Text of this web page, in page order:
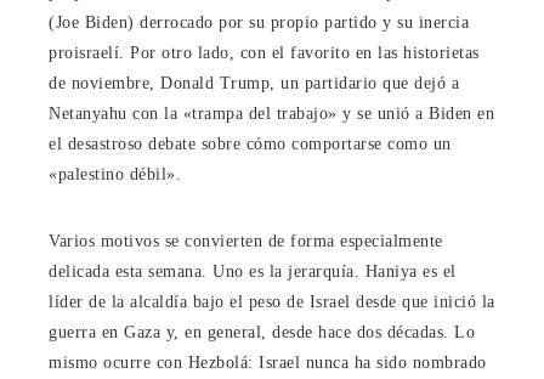
(Joe Biden) derrocado por su propio partido y su inercia
proisraelí. Por otro lado, con el favorito en las historietas
de noviembre, Donald Trump, un partidario que dejó a
Netanyahu con la «trampa del trabajo» y se unió a Biden en
el desastroso debate sobre cómo comportarse como un
«palestino débil».
Varios motivos se convierten de forma especialmente
delicada esta semana. Uno es la jerarquía. Haniya es el
líder de la alcaldía bajo el peso de Israel desde que inició la
guerra en Gaza y, en general, desde hace dos décadas. Lo
mismo ocurre con Hezbolá: Israel nunca ha sido nombrado